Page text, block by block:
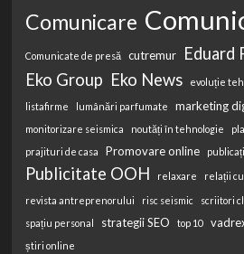
Comunicare
Comunicate de presă cutremur
Eduard
Eko Group Eko News evoluție
listafirme lumânări parfumate marketing
monitorizare seismica
noutăți în tehnologie
prajituri de casa
Promovare online
Publicitate OOH relaxare relații
revista antreprenorului risc seismic scriitori
spațiu personal
strategii SEO top 10
știri online